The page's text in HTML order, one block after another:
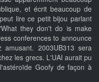
et écrit beaucoup de
lire ce petit bijou parlant
they don't do is make
conferences to announce
2003UB313 sera
les grecs. L'UAI aurait pu
Goofy de façon à